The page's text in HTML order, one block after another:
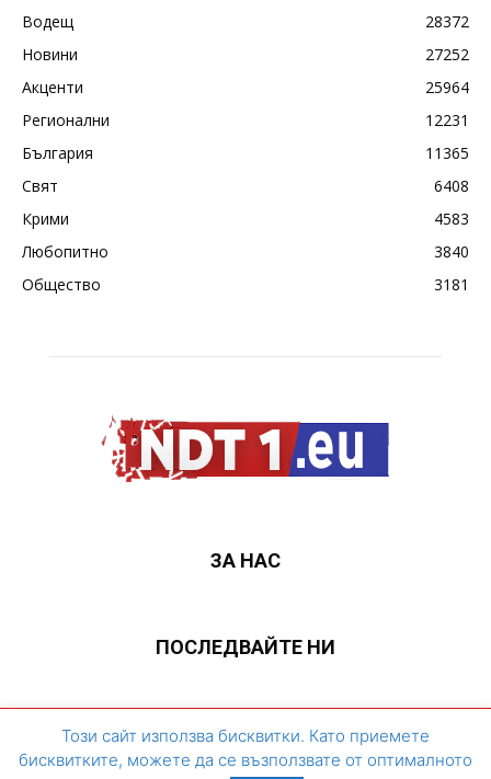
Водещ
28372
Новини
27252
Акценти
25964
Регионални
12231
България
11365
Свят
6408
Крими
4583
Любопитно
3840
Общество
3181
ЗА НАС
ПОСЛЕДВАЙТЕ НИ
ЗА НАС Контакти Архивен сайт
©
Този сайт използва бисквитки. Като приемете
бисквитките, можете да се възползвате от оптималното